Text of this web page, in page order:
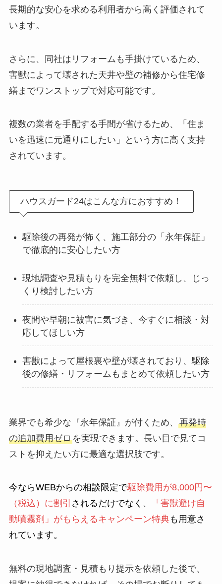
長期的な安心を求める利用者から高く評価されて
います。
さらに、同社はリフォームも手掛けているため、
害獣によって壊された天井や壁の補修から住宅修
繕までワンストップで対応可能です。
複数の業者を手配する手間が省けるため、「住ま
いを迅速に元通りにしたい」という方に高く支持
されています。
ハウスガード24はこんな方におすすめ！
駆除後の再発が怖く、施工部分の「永年保証」
で徹底的に安心したい方
現地調査や見積もりを完全無料で依頼し、じっ
くり検討したい方
夜間や早朝に被害に気づき、今すぐに相談・対
応してほしい方
害獣によって屋根裏や壁が壊されており、駆除
後の修繕・リフォームもまとめて依頼したい方
業界でも希少な『永年保証』が付くため、 再発時
の追加費用ゼロを実現できます。長い目で見てコ
ストを抑えたい方に最適な選択肢です。
今ならWEBからの相談限定で駆除費用が8,000円〜
（税込）に割引 されるだけでなく、
「害獣避け自
動噴霧剤」がもらえるキャンペーン特典も用意さ
れています。
無料の現地調査・見積もり提示を依頼した後で、